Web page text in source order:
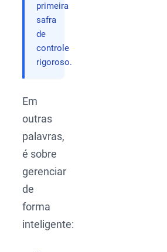
primeira
safra
de
controle
rigoroso.
Em
outras
palavras,
é sobre
gerenciar
de
forma
inteligente: